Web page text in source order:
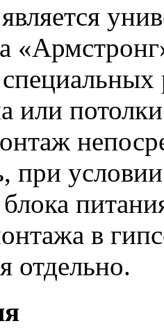
или
при
в
отдельно.